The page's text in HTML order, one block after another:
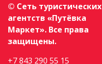
© Сеть туристических
агентств «Путёвка
Маркет». Все права
защищены.
+7 843 290 55 15